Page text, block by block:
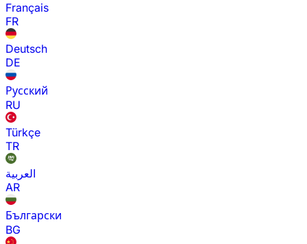
Français
FR
Deutsch
DE
Русский
RU
Türkçe
TR
العربية
AR
Български
BG